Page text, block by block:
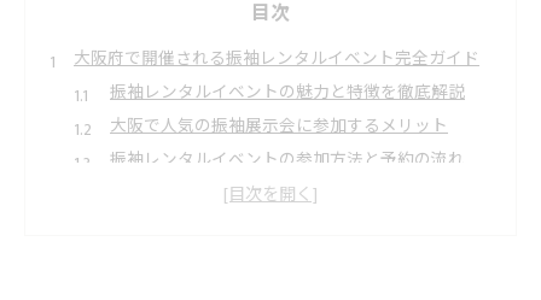
目次
大阪府で開催される振袖レンタルイベント完全ガイド
振袖レンタルイベントの魅力と特徴を徹底解説
大阪で人気の振袖展示会に参加するメリット
振袖レンタルイベントの参加方法と予約の流れ
イベント限定の特典や振袖レンタルの嬉しいポイ